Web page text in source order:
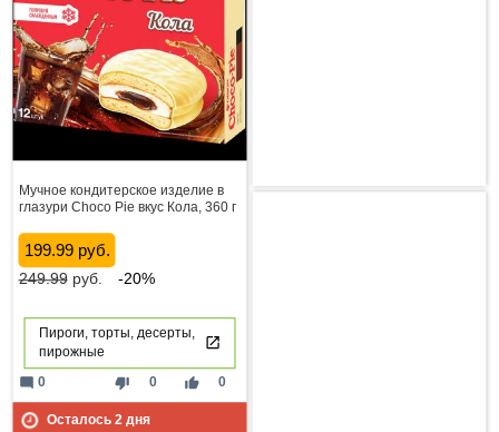
Мучное кондитерское изделие в
глазури Choco Pie вкус Кола, 360 г
199.99 руб.
249.99руб. -20%
Пироги, торты, десерты,
пирожные
thumb_down 0 thumb_up 0
mode_comment 0
Осталось 2дня